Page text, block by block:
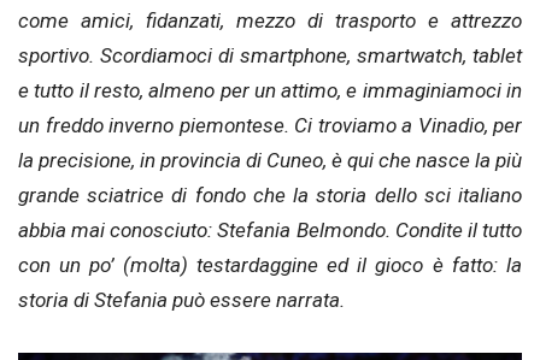
come amici, fidanzati, mezzo di trasporto e attrezzo
sportivo. Scordiamoci di smartphone, smartwatch, tablet
e tutto il resto, almeno per un attimo, e immaginiamoci in
un freddo inverno piemontese. Ci troviamo a Vinadio, per
la precisione, in provincia di Cuneo, è qui che nasce la più
grande sciatrice di fondo che la storia dello sci italiano
abbia mai conosciuto: Stefania Belmondo. Condite il tutto
con un po’ (molta) testardaggine ed il gioco è fatto: la
storia di Stefania può essere narrata.